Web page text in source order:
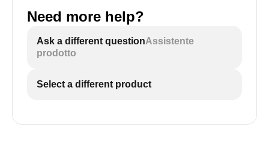
Need more help?
Ask a different questionAssistente
prodotto
Select a different product